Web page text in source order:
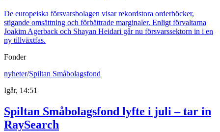
De europeiska försvarsbolagen visar rekordstora orderböcker,
stigande omsättning och förbättrade marginaler. Enligt förvaltarna
Joakim Agerback och Shayan Heidari går nu försvarssektorn in i en
ny tillväxtfas.
Fonder
nyheter/Spiltan Småbolagsfond
Igår, 14:51
Spiltan Småbolagsfond lyfte i juli – tar in
RaySearch